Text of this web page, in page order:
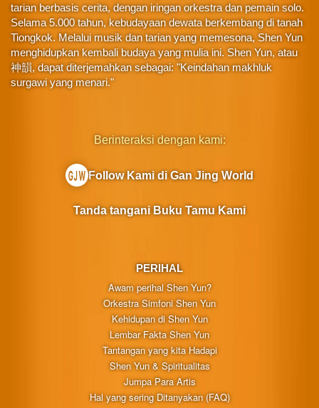
tarian berbasis cerita, dengan iringan orkestra dan pemain solo.
Selama 5.000 tahun, kebudayaan dewata berkembang di tanah
Tiongkok. Melalui musik dan tarian yang memesona, Shen Yun
menghidupkan kembali budaya yang mulia ini. Shen Yun, atau
神韻, dapat diterjemahkan sebagai: "Keindahan makhluk
surgawi yang menari."
PERIHAL
Awam perihal Shen Yun?
Orkestra Simfoni Shen Yun
Kehidupan di Shen Yun
Lembar Fakta Shen Yun
Tantangan yang kita Hadapi
Shen Yun & Spiritualitas
Jumpa Para Artis
Hal yang sering Ditanyakan (FAQ)
Berinteraksi dengan kami:
Follow Kami di Gan Jing World
Tanda tangani Buku Tamu Kami